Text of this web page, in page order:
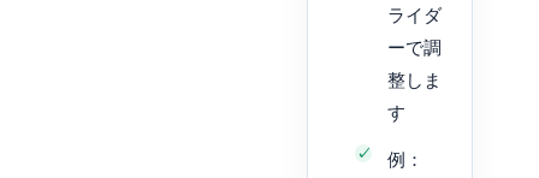
ライダ
ーで調
整しま
す
例：